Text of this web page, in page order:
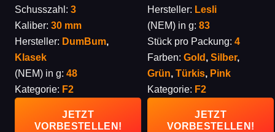
war:
10,00 € 8,90 €.
Schusszahl: 3
Kaliber: 30 mm
Hersteller: DumBum,
Klasek
(NEM) in g: 48
Kategorie: F2
JETZT
VORBESTELLEN!
Hersteller: Lesli
(NEM) in g: 83
Stück pro Packung: 4
Farben: Gold , Silber,
Grün, Türkis, Pink
Kategorie: F2
JETZT
VORBESTELLEN!